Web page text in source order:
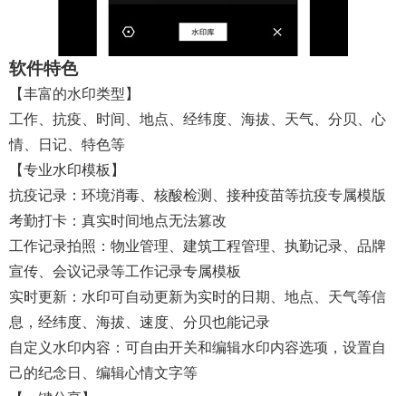
软件特色
【丰富的水印类型】
工作、抗疫、时间、地点、经纬度、海拔、天气、分贝、心
情、日记、特色等
【专业水印模板】
抗疫记录：环境消毒、核酸检测、接种疫苗等抗疫专属模版
考勤打卡：真实时间地点无法篡改
工作记录拍照：物业管理、建筑工程管理、执勤记录、品牌
宣传、会议记录等工作记录专属模板
实时更新：水印可自动更新为实时的日期、地点、天气等信
息，经纬度、海拔、速度、分贝也能记录
自定义水印内容：可自由开关和编辑水印内容选项，设置自
己的纪念日、编辑心情文字等